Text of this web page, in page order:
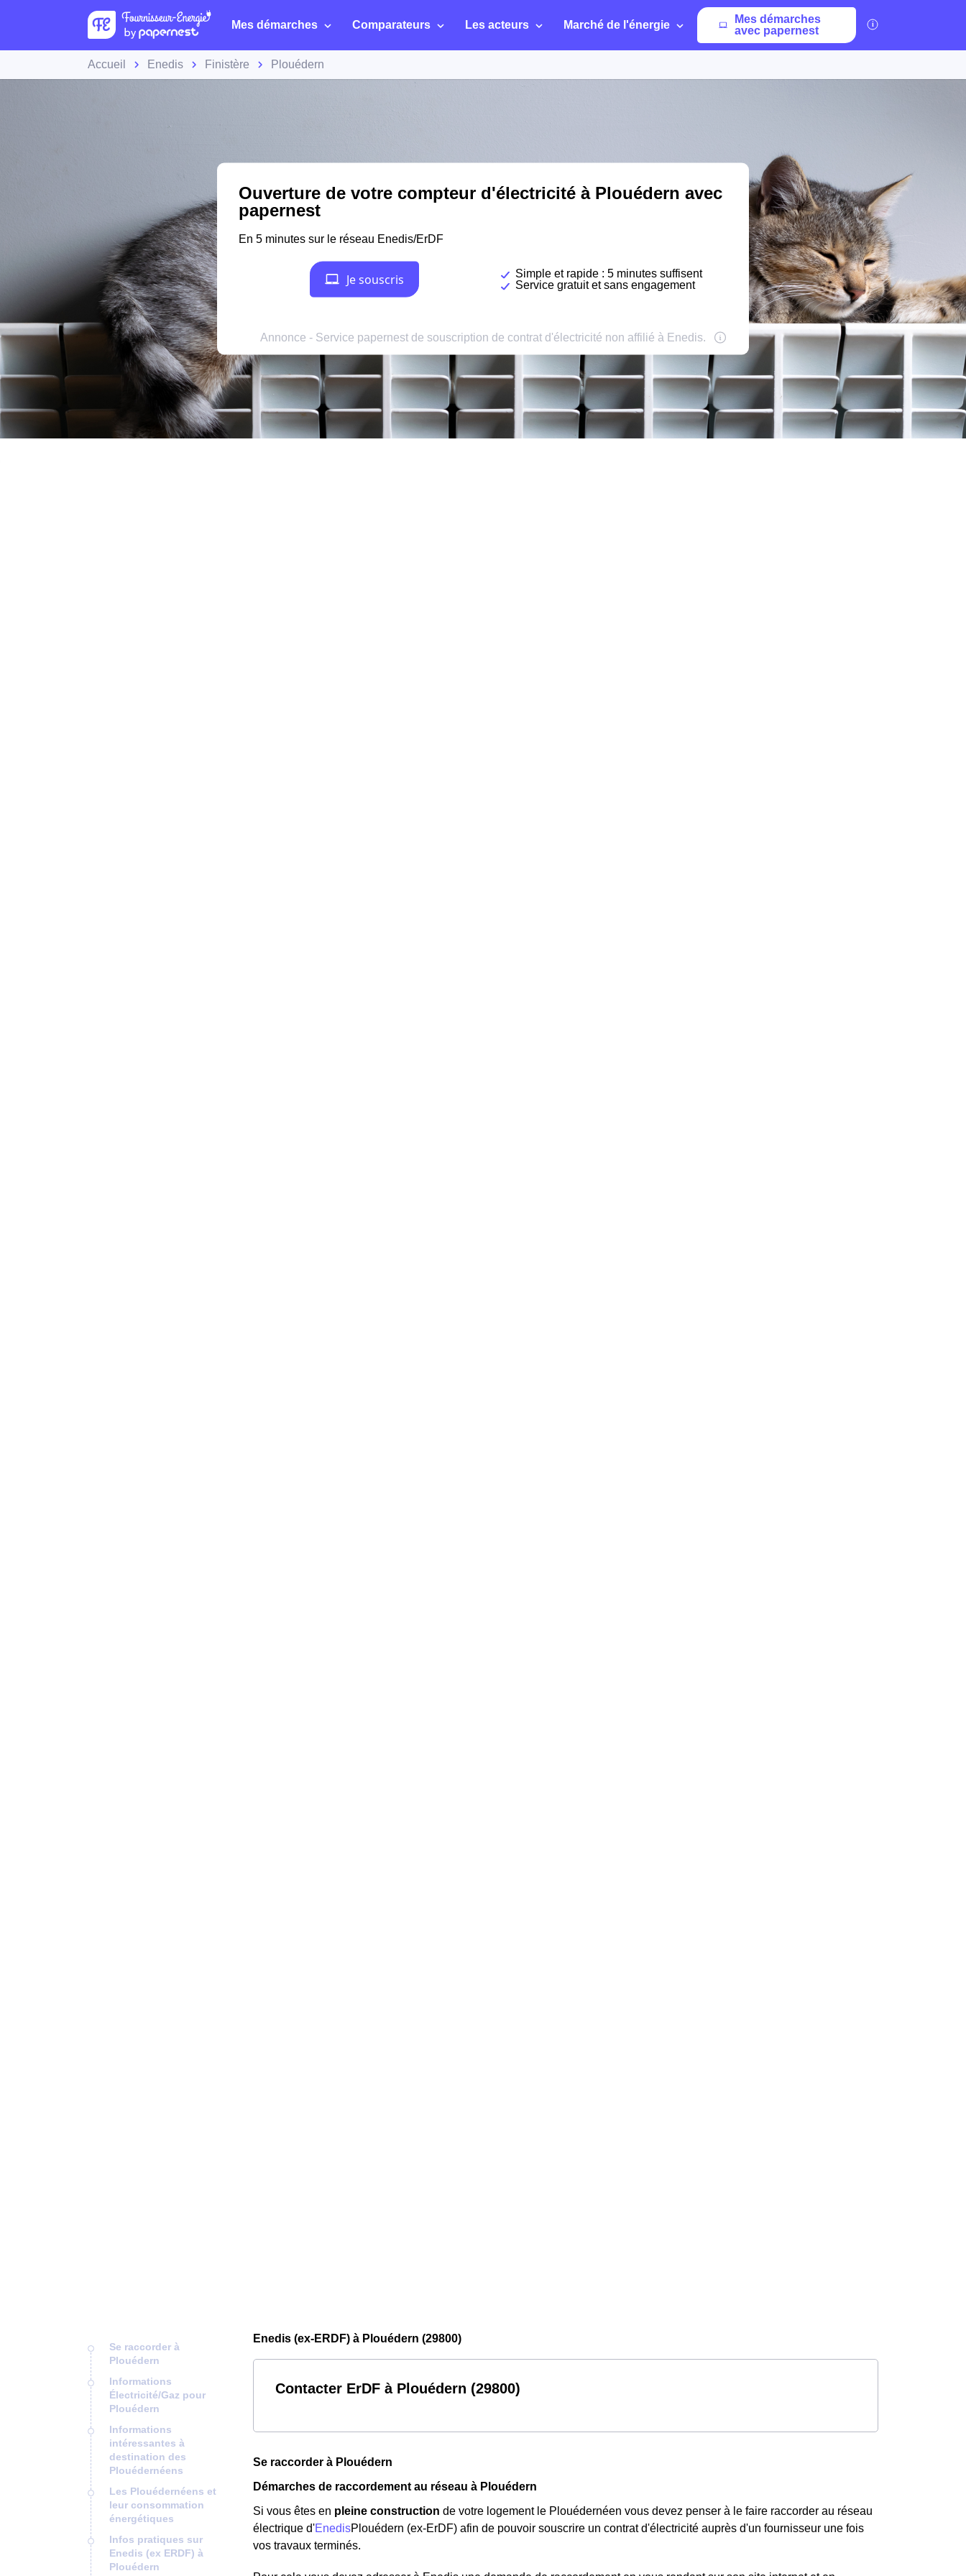
Mes démarches Comparateurs Les acteurs Marché de l'énergie
Mes démarches
avec papernest
Accueil Enedis Finistère Plouédern
Se raccorder à
Plouédern
Informations
Électricité/Gaz pour
Plouédern
Informations
intéressantes à
destination des
Plouédernéens
Les Plouédernéens et
leur consommation
énergétiques
Infos pratiques sur
Enedis (ex ERDF) à
Plouédern
Enedis (ex-ERDF) à Plouédern (29800)
Contacter ErDF à Plouédern (29800)
Se raccorder à Plouédern
Démarches de raccordement au réseau à Plouédern
Si vous êtes en pleine construction de votre logement le Plouédernéen vous devez penser à le faire raccorder au réseau
électrique d'EnedisPlouédern (ex-ErDF) afin de pouvoir souscrire un contrat d'électricité auprès d'un fournisseur une fois
vos travaux terminés.